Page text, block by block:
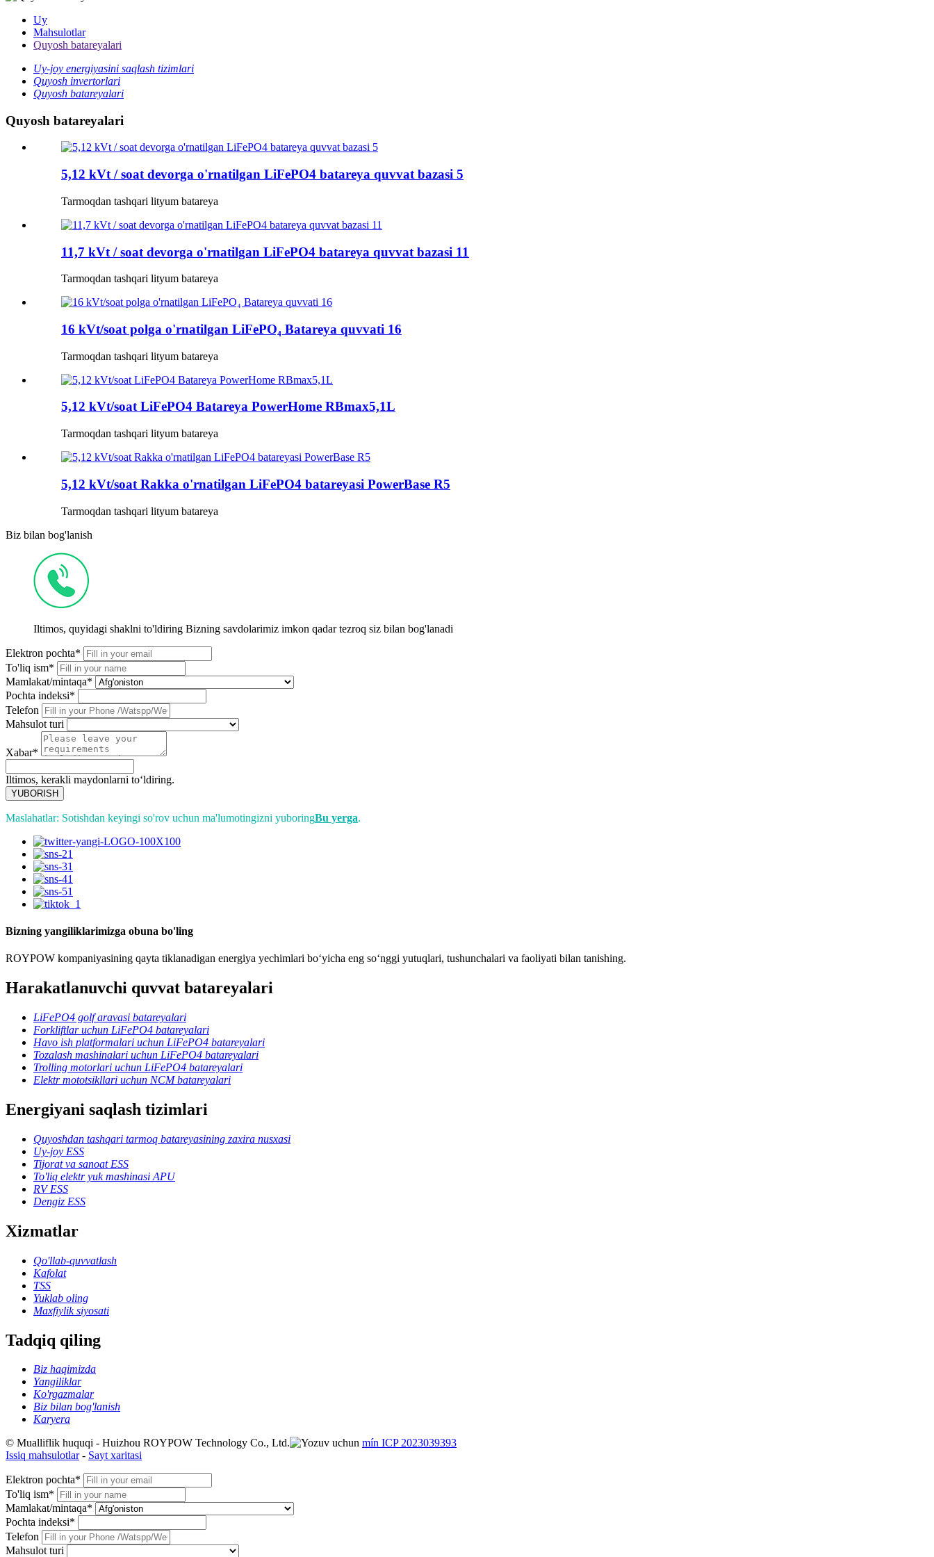
Uy
Mahsulotlar
Quyosh batareyalari
Uy-joy energiyasini saqlash tizimlari
Quyosh invertorlari
Quyosh batareyalari
Quyosh batareyalari
5,12 kVt / soat devorga o'rnatilgan LiFePO4 batareya quvvat bazasi 5
Tarmoqdan tashqari lityum batareya
11,7 kVt / soat devorga o'rnatilgan LiFePO4 batareya quvvat bazasi 11
Tarmoqdan tashqari lityum batareya
16 kVt/soat polga o'rnatilgan LiFePO₄ Batareya quvvati 16
Tarmoqdan tashqari lityum batareya
5,12 kVt/soat LiFePO4 Batareya PowerHome RBmax5,1L
Tarmoqdan tashqari lityum batareya
5,12 kVt/soat Rakka o'rnatilgan LiFePO4 batareyasi PowerBase R5
Tarmoqdan tashqari lityum batareya
Biz bilan bog'lanish
Iltimos, quyidagi shaklni to'ldiring Bizning savdolarimiz imkon qadar tezroq siz bilan bog'lanadi
Elektron pochta*
To'liq ism*
Mamlakat/mintaqa*
Pochta indeksi*
Telefon
Mahsulot turi
Xabar*
Iltimos, kerakli maydonlarni toʻldiring.
YUBORISH
Maslahatlar: Sotishdan keyingi so'rov uchun ma'lumotingizni yuboringBu yerga.
Bizning yangiliklarimizga obuna bo'ling
ROYPOW kompaniyasining qayta tiklanadigan energiya yechimlari boʻyicha eng soʻnggi yutuqlari, tushunchalari va faoliyati bilan tanishing.
Harakatlanuvchi quvvat batareyalari
LiFePO4 golf aravasi batareyalari
Forkliftlar uchun LiFePO4 batareyalari
Havo ish platformalari uchun LiFePO4 batareyalari
Tozalash mashinalari uchun LiFePO4 batareyalari
Trolling motorlari uchun LiFePO4 batareyalari
Elektr mototsikllari uchun NCM batareyalari
Energiyani saqlash tizimlari
Quyoshdan tashqari tarmoq batareyasining zaxira nusxasi
Uy-joy ESS
Tijorat va sanoat ESS
To'liq elektr yuk mashinasi APU
RV ESS
Dengiz ESS
Xizmatlar
Qo'llab-quvvatlash
Kafolat
TSS
Yuklab oling
Maxfiylik siyosati
Tadqiq qiling
Biz haqimizda
Yangiliklar
Ko'rgazmalar
Biz bilan bog'lanish
Karyera
© Mualliflik huquqi - Huizhou ROYPOW Technology Co., Ltd.
mín ICP 2023039393
Issiq mahsulotlar- Sayt xaritasi
Elektron pochta*
To'liq ism*
Mamlakat/mintaqa*
Pochta indeksi*
Telefon
Mahsulot turi